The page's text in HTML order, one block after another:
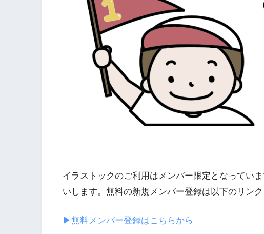
イラストックのご利用はメンバー限定となってい
いします。無料の新規メンバー登録は以下のリンク
▶︎無料メンバー登録はこちらから